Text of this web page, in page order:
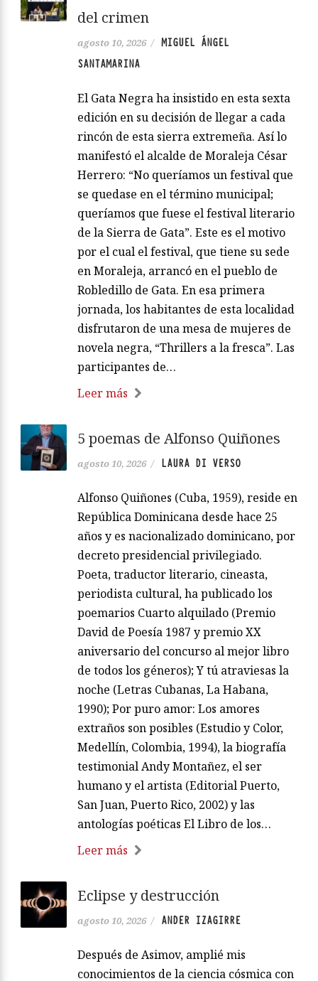
del crimen
agosto 10, 2026 / MIGUEL ÁNGEL
SANTAMARINA
El Gata Negra ha insistido en esta sexta
edición en su decisión de llegar a cada
rincón de esta sierra extremeña. Así lo
manifestó el alcalde de Moraleja César
Herrero: “No queríamos un festival que
se quedase en el término municipal;
queríamos que fuese el festival literario
de la Sierra de Gata”. Este es el motivo
por el cual el festival, que tiene su sede
en Moraleja, arrancó en el pueblo de
Robledillo de Gata. En esa primera
jornada, los habitantes de esta localidad
disfrutaron de una mesa de mujeres de
novela negra, “Thrillers a la fresca”. Las
participantes de…
Leer más
5 poemas de Alfonso Quiñones
agosto 10, 2026 / LAURA DI VERSO
Alfonso Quiñones (Cuba, 1959), reside en
República Dominicana desde hace 25
años y es nacionalizado dominicano, por
decreto presidencial privilegiado.
Poeta, traductor literario, cineasta,
periodista cultural, ha publicado los
poemarios Cuarto alquilado (Premio
David de Poesía 1987 y premio XX
aniversario del concurso al mejor libro
de todos los géneros); Y tú atraviesas la
noche (Letras Cubanas, La Habana,
1990); Por puro amor: Los amores
extraños son posibles (Estudio y Color,
Medellín, Colombia, 1994), la biografía
testimonial Andy Montañez, el ser
humano y el artista (Editorial Puerto,
San Juan, Puerto Rico, 2002) y las
antologías poéticas El Libro de los…
Leer más
Eclipse y destrucción
agosto 10, 2026 / ANDER IZAGIRRE
Después de Asimov, amplié mis
conocimientos de la ciencia cósmica con